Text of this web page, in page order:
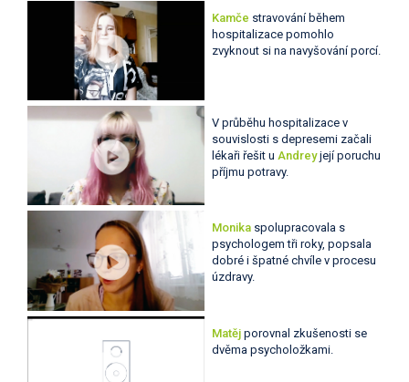
Kamče stravování během
hospitalizace pomohlo
zvyknout si na navyšování porcí.
V průběhu hospitalizace v
souvislosti s depresemi začali
lékaři řešit u Andreyjejí poruchu
příjmu potravy.
Monika spolupracovala s
psychologem tři roky, popsala
dobré i špatné chvíle v procesu
úzdravy.
Matěj porovnal zkušenosti se
dvěma psycholožkami.